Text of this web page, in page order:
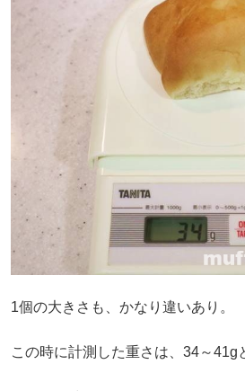
1個の大きさも、かなり違いあり。
この時に計測した重さは、34～41g